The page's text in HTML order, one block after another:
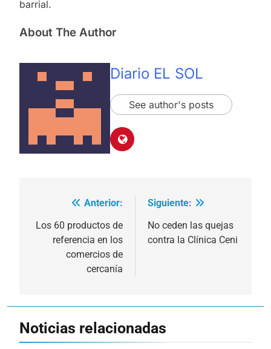
barrial.
About The Author
Diario EL SOL
See author's posts
Navegación
de
entradas
Anterior:
Los 60 productos de
referencia en los
comercios de
cercanía
Siguiente:
No ceden las quejas
contra la Clínica Ceni
Noticias relacionadas